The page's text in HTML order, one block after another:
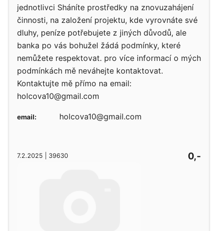
jednotlivci Sháníte prostředky na znovuzahájení
činnosti, na založení projektu, kde vyrovnáte své
dluhy, peníze potřebujete z jiných důvodů, ale
banka po vás bohužel žádá podmínky, které
nemůžete respektovat. pro více informací o mých
podmínkách mě neváhejte kontaktovat.
Kontaktujte mě přímo na email:
holcova10@gmail.com
7.2.2025 | 39630 0,-
email: holcova10@gmail.com